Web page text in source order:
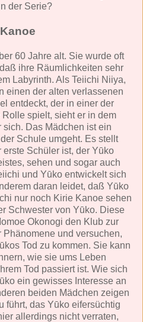
der Serie?
60 Jahre alt. Sie wurde oft
ihre Räumlichkeiten sehr
Labyrinth. Als Teiichi Niiya,
einen der alten verlassenen
entdeckt, der in einer der
spielt, sieht er in dem
Das Mädchen ist ein
Schule umgeht. Es stellt
Schüler ist, der Yūko
sehen und sogar auch
und Yūko entwickelt sich
daran leidet, daß Yūko
nur noch Kirie Kanoe sehen
Schwester von Yūko. Diese
Okonogi den Klub zur
und versuchen,
Tod zu kommen. Sie kann
wie sie ums Leben
Tod passiert ist. Wie sich
ein gewisses Interesse an
beiden Mädchen zeigen
führt, das Yūko eifersüchtig
allerdings nicht verraten,